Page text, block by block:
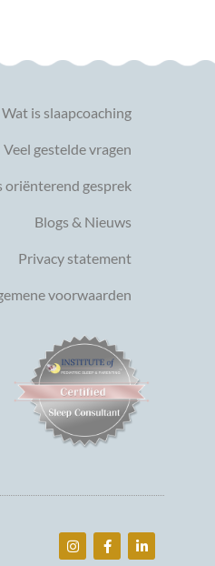
Wat is slaapcoaching
Veel gestelde vragen
oriënterend gesprek
Blogs & Nieuws
Privacy statement
voorwaarden